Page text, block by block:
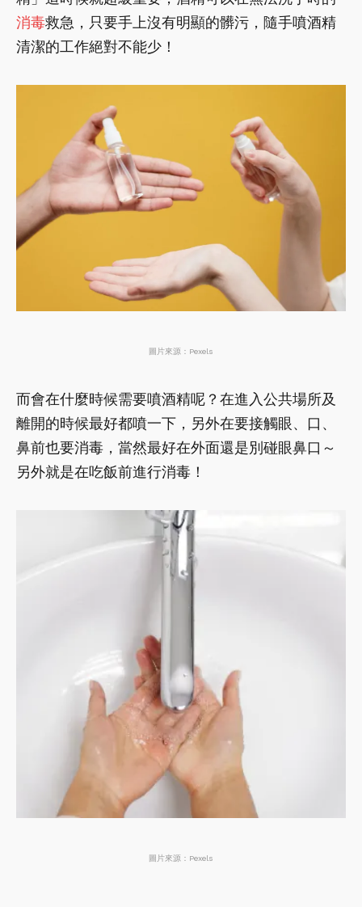
消毒救急，只要手上沒有明顯的髒污，隨手噴酒精
清潔的工作絕對不能少！
圖片來源：Pexels
而會在什麼時候需要噴酒精呢？在進入公共場所及
離開的時候最好都噴一下，另外在要接觸眼、口、
鼻前也要消毒，當然最好在外面還是別碰眼鼻口～
另外就是在吃飯前進行消毒！
圖片來源：Pexels